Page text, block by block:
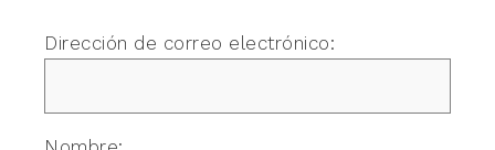
Dirección de correo electrónico: